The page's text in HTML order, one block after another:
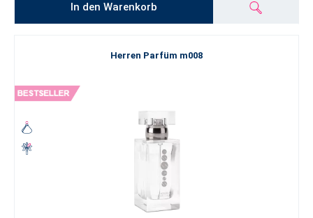
In den Warenkorb
Herren Parfüm m008